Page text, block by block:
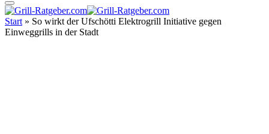
Start » So wirkt der Ufschötti Elektrogrill Initiative gegen
Einweggrills in der Stadt